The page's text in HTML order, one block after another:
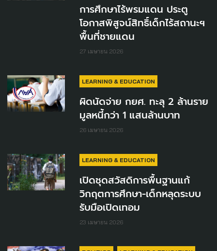
การศึกษาไร้พรมแดน ประตู
โอกาสพิสูจน์สิทธิ์เด็กไร้สถานะฯ
พื้นที่ชายแดน
27 เมษายน 2026
LEARNING & EDUCATION
ผิดนัดจ่าย กยศ. ทะลุ 2 ล้านราย
มูลหนี้กว่า 1 แสนล้านบาท
26 เมษายน 2026
LEARNING & EDUCATION
เปิดชุดสวัสดิการพื้นฐานแก้
วิกฤตการศึกษา-เด็กหลุดระบบ
รับมือเปิดเทอม
23 เมษายน 2026